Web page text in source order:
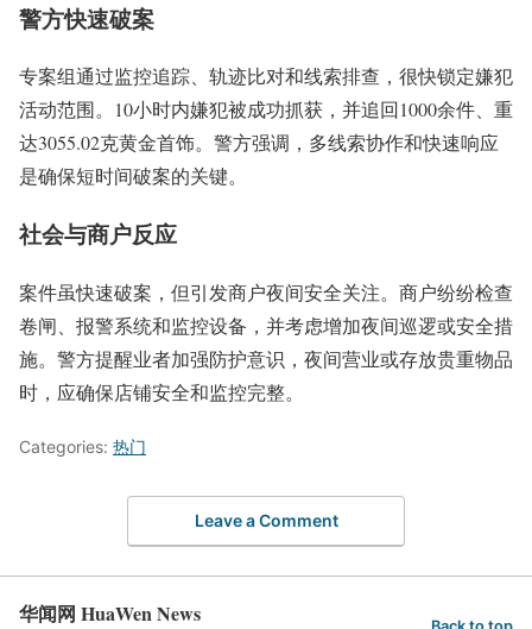
警方快速破案
专案组通过监控追踪、轨迹比对和线索排查，很快锁定嫌犯
活动范围。10小时内嫌犯被成功抓获，并追回1000余件、重
达3055.02克黄金首饰。警方强调，多线索协作和快速响应
是确保短时间破案的关键。
社会与商户反应
案件虽快速破案，但引发商户夜间安全关注。商户纷纷检查
卷闸、报警系统和监控设备，并考虑增加夜间巡逻或安全措
施。警方提醒业者加强防护意识，夜间营业或存放贵重物品
时，应确保店铺安全和监控完整。
Categories: 热门
Leave a Comment
华闻网 HuaWen News